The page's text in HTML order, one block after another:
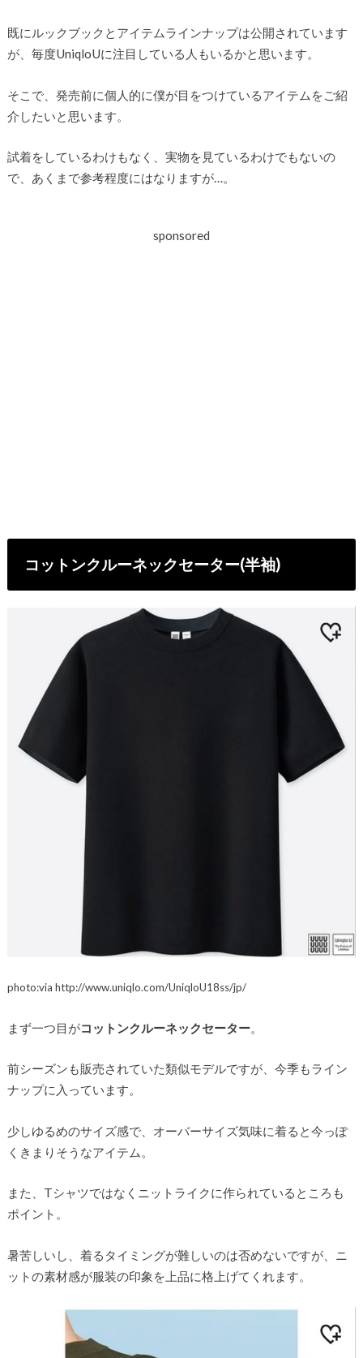
既にルックブックとアイテムラインナップは公開されています
が、毎度UniqloUに注目している人もいるかと思います。
そこで、発売前に個人的に僕が目をつけているアイテムをご紹
介したいと思います。
試着をしているわけもなく、実物を見ているわけでもないの
で、あくまで参考程度にはなりますが…。
sponsored
コットンクルーネックセーター(半袖)
photo:via http://www.uniqlo.com/UniqloU18ss/jp/
まず一つ目がコットンクルーネックセーター。
前シーズンも販売されていた類似モデルですが、今季もライン
ナップに入っています。
少しゆるめのサイズ感で、オーバーサイズ気味に着ると今っぽ
くきまりそうなアイテム。
また、Tシャツではなくニットライクに作られているところも
ポイント。
暑苦しいし、着るタイミングが難しいのは否めないですが、ニ
ットの素材感が服装の印象を上品に格上げてくれます。